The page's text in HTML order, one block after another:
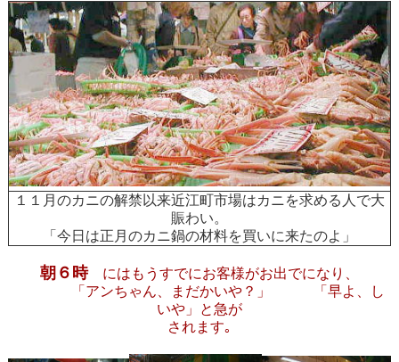
１１月のカニの解禁以来近江町市場はカニを求める人で大
賑わい。
「今日は正月のカニ鍋の材料を買いに来たのよ」
朝６時にはもうすでにお客様がお出でになり、
「アンちゃん、まだかいや？」 「早よ、し
いや」と急が
されます｡